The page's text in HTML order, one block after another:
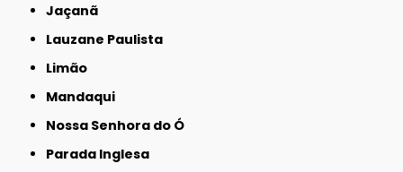
Jaçanã
Lauzane Paulista
Limão
Mandaqui
Nossa Senhora do Ó
Parada Inglesa